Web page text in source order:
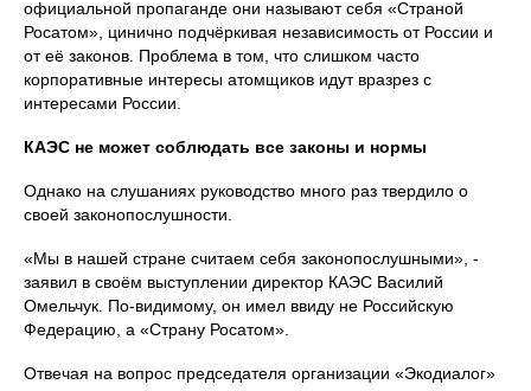
официальной пропаганде они называют себя «Страной
Росатом», цинично подчёркивая независимость от России и
от её законов. Проблема в том, что слишком часто
корпоративные интересы атомщиков идут вразрез с
интересами России.
КАЭС не может соблюдать все законы и нормы
Однако на слушаниях руководство много раз твердило о
своей законопослушности.
«Мы в нашей стране считаем себя законопослушными», -
заявил в своём выступлении директор КАЭС Василий
Омельчук. По-видимому, он имел ввиду не Российскую
Федерацию, а «Страну Росатом».
Отвечая на вопрос председателя организации «Экодиалог»